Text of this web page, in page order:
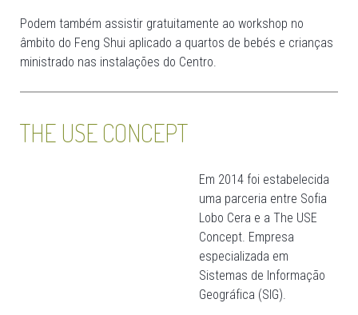
Podem também assistir gratuitamente ao workshop no
âmbito do Feng Shui aplicado a quartos de bebés e crianças
ministrado nas instalações do Centro.
THE USE CONCEPT
Em 2014 foi estabelecida
uma parceria entre Sofia
Lobo Cera e a The USE
Concept. Empresa
especializada em
Sistemas de Informação
Geográfica (SIG).